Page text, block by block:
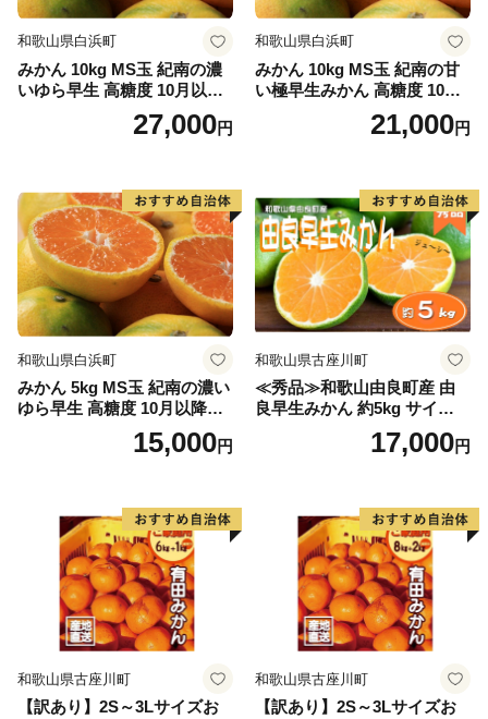
和歌山県白浜町
みかん 10kg MS玉 紀南の濃
いゆら早生 高糖度 10月以降
発送 マルチ被覆栽培27,000円
和歌山県白浜町
みかん 10kg MS玉 紀南の甘
い極早生みかん 高糖度 10月
以降発送 マルチ被覆栽培
21,000円
和歌山県白浜町
みかん 5kg MS玉 紀南の濃い
ゆら早生 高糖度 10月以降発
送 マルチ被覆栽培15,000円
和歌山県古座川町
≪秀品≫和歌山由良町産 由
良早生みかん 約5kg サイズお
まかせ【sml106C】17,000円
和歌山県古座川町
【訳あり】2S～3Lサイズお
和歌山県古座川町
【訳あり】2S～3Lサイズお